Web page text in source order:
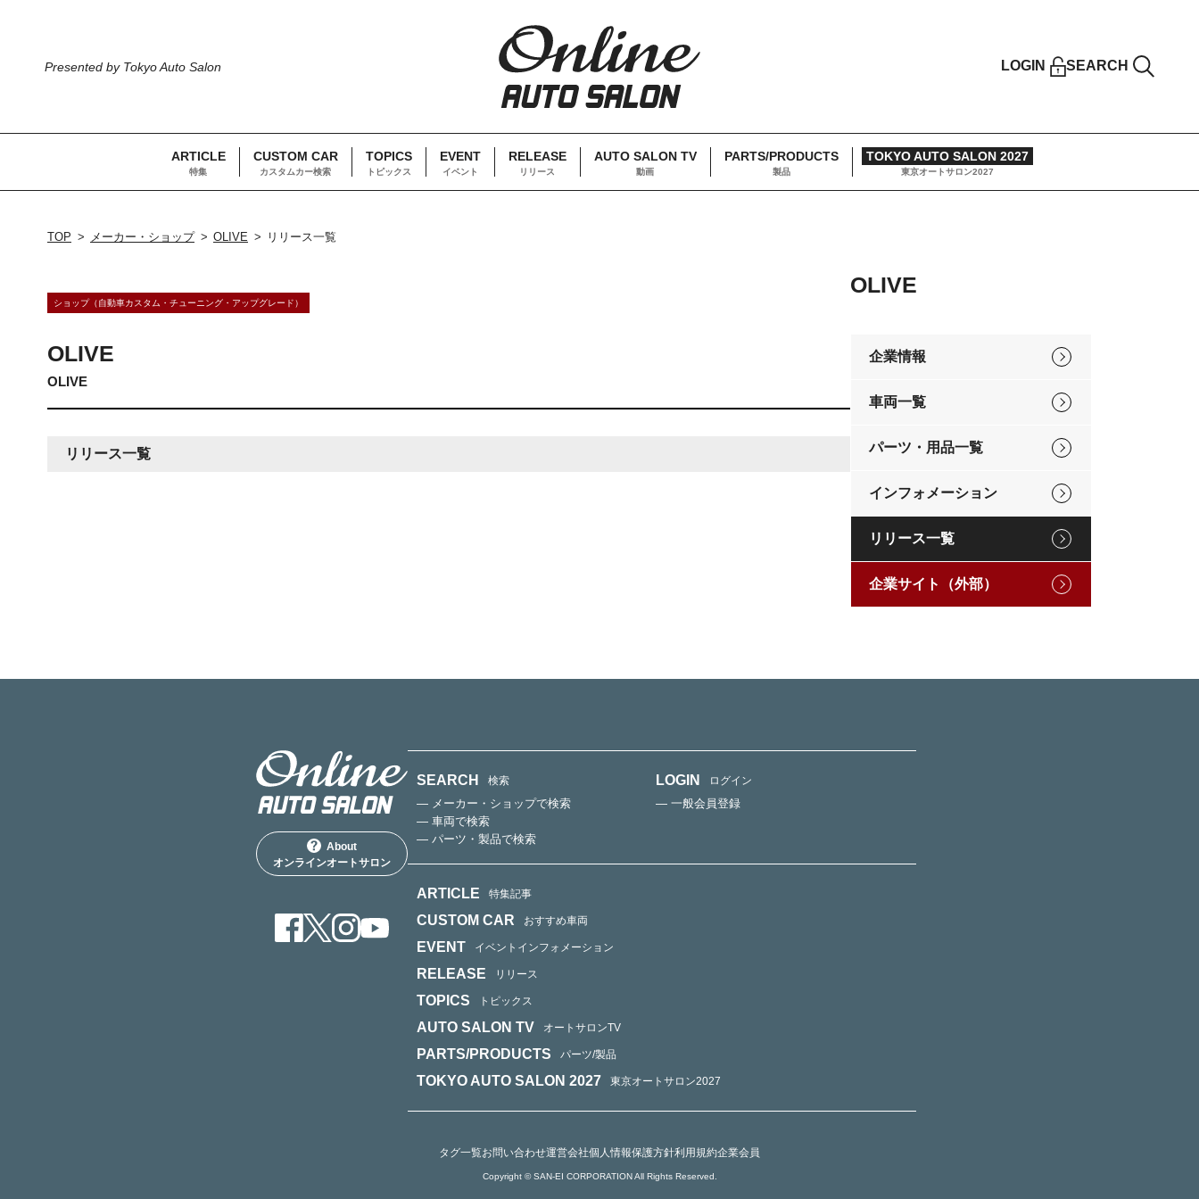
Presented by Tokyo Auto Salon LOGIN SEARCH
ARTICLE
特集
CUSTOM CAR
カスタムカー検索
TOPICS
トピックス
EVENT
イベント
RELEASE
リリース
AUTO SALON TV
動画
PARTS/PRODUCTS
製品
TOKYO AUTO SALON 2027
東京オートサロン2027
TOP メーカー・ショップ OLIVE リリース一覧
ショップ（自動車カスタム・チューニング・アップグレード）
OLIVE
OLIVE
リリース一覧
OLIVE
企業情報
車両一覧
パーツ・用品一覧
インフォメーション
リリース一覧
企業サイト（外部）
About
オンラインオートサロン
SEARCH 検索
— メーカー・ショップで検索
— 車両で検索
— パーツ・製品で検索
LOGIN ログイン
— 一般会員登録
ARTICLE 特集記事
CUSTOM CAR おすすめ車両
EVENT イベントインフォメーション
RELEASE リリース
TOPICS トピックス
AUTO SALON TV オートサロンTV
PARTS/PRODUCTS パーツ/製品
TOKYO AUTO SALON 2027 東京オートサロン2027
タグ一覧お問い合わせ運営会社個人情報保護方針利用規約企業会員
Copyright © SAN-EI CORPORATION All Rights Reserved.